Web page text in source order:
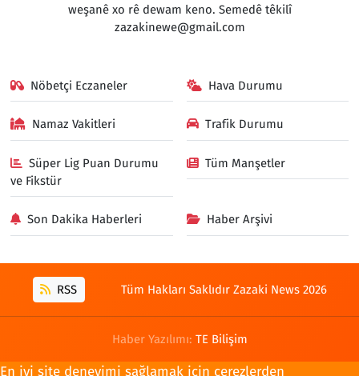
weşanê xo rê dewam keno. Semedê têkilî
zazakinewe@gmail.com
Nöbetçi Eczaneler Hava Durumu
Namaz Vakitleri Trafik Durumu
Süper Lig Puan Durumu
ve Fikstür
Tüm Manşetler
Son Dakika Haberleri Haber Arşivi
RSS Tüm Hakları Saklıdır Zazaki News 2026
Haber Yazılımı: TE Bilişim
En iyi site deneyimi sağlamak için çerezlerden